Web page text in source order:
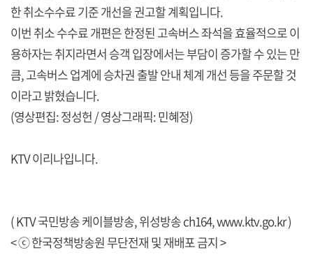
한 취소수수료 기준 개선을 권고할 계획입니다.
이번 취소 수수료 개편은 한정된 고속버스 좌석을 효율적으로 이
용하자는 취지라면서 승객 입장에서는 부담이 증가할 수 있는 만
큼, 고속버스 업계에 승차권 출발 안내 체계 개선 등을 주문할 것
이라고 밝혔습니다.
(영상편집: 정성헌 / 영상그래픽: 민혜정)
KTV 이리나입니다.
( KTV 국민방송 케이블방송, 위성방송 ch164,www.ktv.go.kr)
< ⓒ 한국정책방송원 무단전재 및 재배포 금지 >